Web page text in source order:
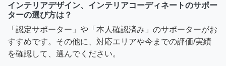
インテリアデザイン、インテリアコーディネートのサポー
ターの選び方は？
「認定サポーター」や「本人確認済み」のサポーターがお
すすめです。その他に、対応エリアや今までの評価/実績
を確認して、選んでください。